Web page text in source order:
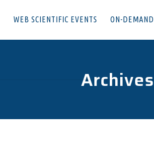
WEB SCIENTIFIC EVENTS ON-DEMAND
Archives